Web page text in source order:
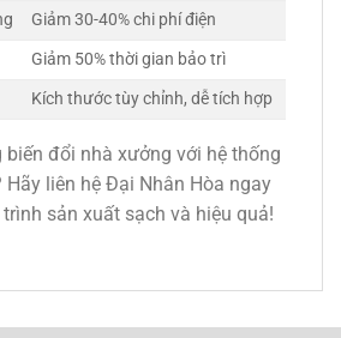
Giảm 30-40% chi phí điện
Giảm 50% thời gian bảo trì
Kích thước tùy chỉnh, dễ tích hợp
biến đổi nhà xưởng với hệ thống
Hãy liên hệ Đại Nhân Hòa ngay
sản xuất sạch và hiệu quả!